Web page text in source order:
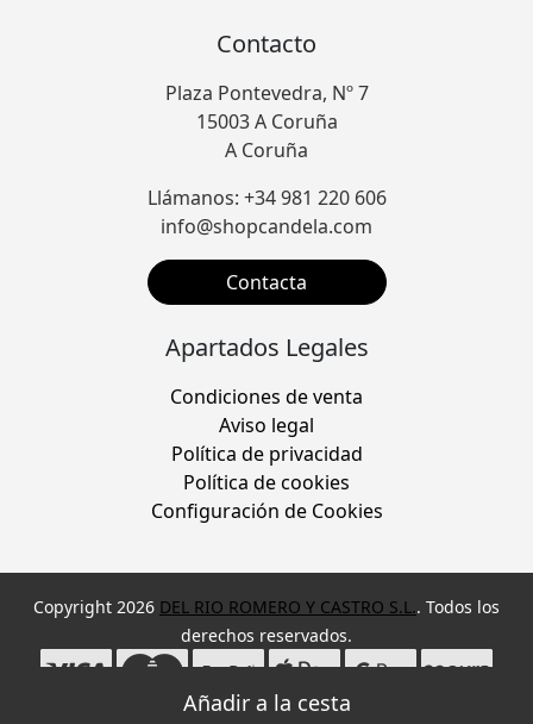
Contacto
Plaza Pontevedra, Nº 7
15003 A Coruña
A Coruña
Llámanos: +34 981 220 606
info@shopcandela.com
Contacta
Apartados Legales
Condiciones de venta
Aviso legal
Política de privacidad
Política de cookies
Configuración de Cookies
Copyright 2026 DEL RIO ROMERO Y CASTRO S.L.. Todos los
derechos reservados.
Desarrollado porMEIGASOFT. Tecnología
NEWSLETTER -10% ENVÍOS GRATUITOS 24/48 HORAS :)))